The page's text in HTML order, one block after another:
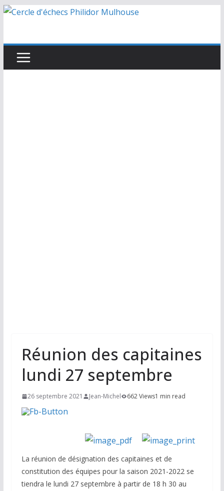
Passer
Réunion des capitaines
lundi 27 septembre
26 septembre 2021 Jean-Michel 662 Views1 min read
La réunion de désignation des capitaines et de
constitution des équipes pour la saison 2021-2022 se
tiendra le lundi 27 septembre à partir de 18 h 30 au